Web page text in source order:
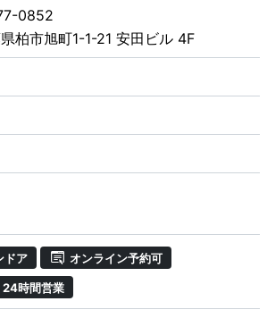
0852
柏市旭町1-1-21 安田ビル 4F
ドア オンライン予約可
24時間営業